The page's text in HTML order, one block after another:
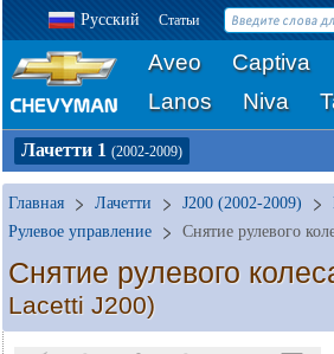
Русский Статьи
Aveo Captiva
Lanos
Niva
Лачетти 1 (2002-2009)
Главная Лачетти J200 (2002-2009)
Рулевое управление
Снятие рулевого
Снятие рулевого
Lacetti J200)